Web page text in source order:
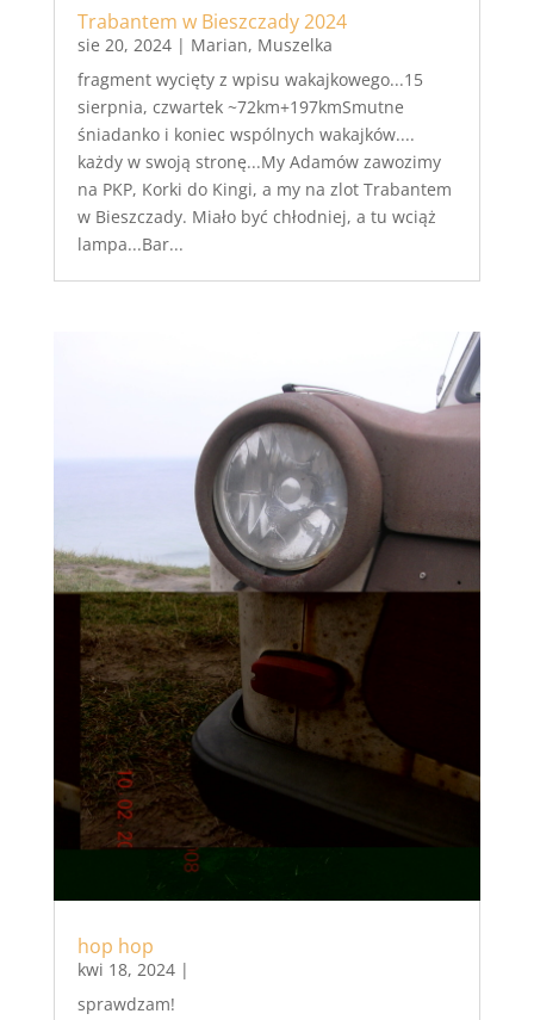
Trabantem w Bieszczady 2024
sie 20, 2024| Marian, Muszelka
fragment wycięty z wpisu wakajkowego...15
sierpnia, czwartek ~72km+197kmSmutne
śniadanko i koniec wspólnych wakajków....
każdy w swoją stronę...My Adamów zawozimy
na PKP, Korki do Kingi, a my na zlot Trabantem
w Bieszczady. Miało być chłodniej, a tu wciąż
lampa...Bar...
hop hop
kwi 18, 2024|
sprawdzam!